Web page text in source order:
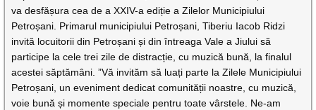
va desfășura cea de a XXIV-a ediție a Zilelor Municipiului
Petroșani. Primarul municipiului Petroșani, Tiberiu Iacob Ridzi
invită locuitorii din Petroșani și din întreaga Vale a Jiului să
participe la cele trei zile de distracție, cu muzică bună, la finalul
acestei săptămâni. ”Vă invităm să luați parte la Zilele Municipiului
Petroșani, un eveniment dedicat comunității noastre, cu muzică,
voie bună și momente speciale pentru toate vârstele. Ne-am